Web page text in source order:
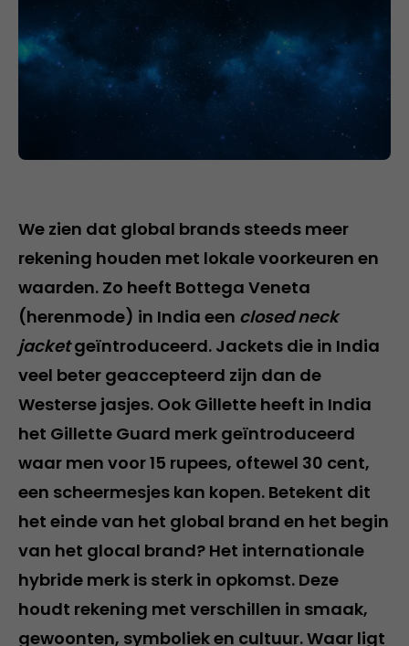
We zien dat global brands steeds meer
rekening houden met lokale voorkeuren en
waarden. Zo heeft Bottega Veneta
(herenmode) in India een closed neck
jacketgeïntroduceerd. Jackets die in India
veel beter geaccepteerd zijn dan de
Westerse jasjes. Ook Gillette heeft in India
het Gillette Guard merk geïntroduceerd
waar men voor 15 rupees, oftewel 30 cent,
een scheermesjes kan kopen. Betekent dit
het einde van het global brand en het begin
van het glocal brand? Het internationale
hybride merk is sterk in opkomst. Deze
houdt rekening met verschillen in smaak,
gewoonten, symboliek en cultuur. Waar ligt